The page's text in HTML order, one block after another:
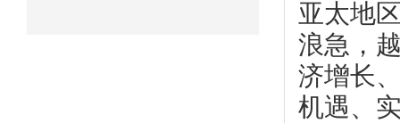
亚太地
浪急，
济增长
机遇、